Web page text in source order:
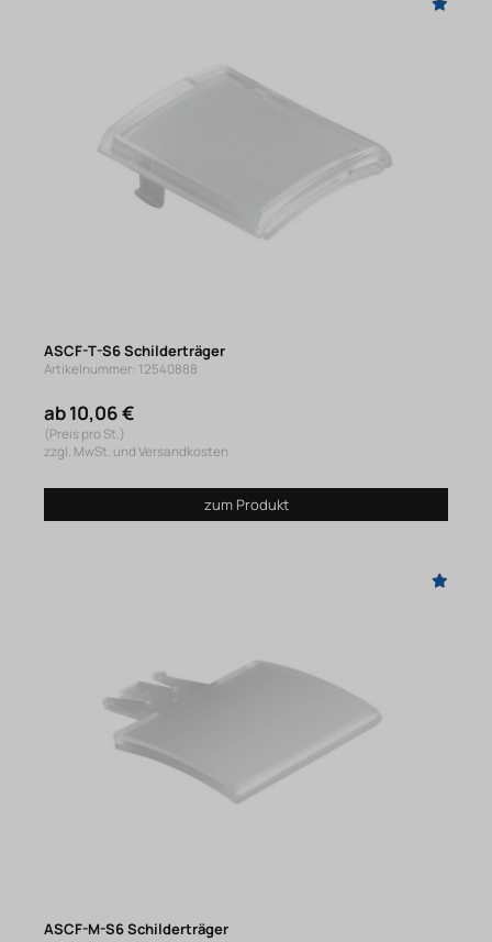
ASCF-T-S6 Schilderträger
Artikelnummer: 12540888
ab 10,06 €
(Preis pro St.)
zzgl. MwSt. und Versandkosten
zum Produkt
ASCF-M-S6 Schilderträger